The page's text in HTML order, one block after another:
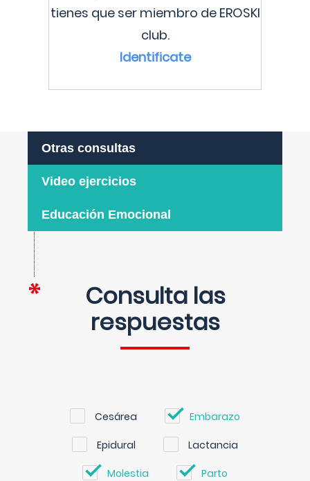
tienes que ser miembro de EROSKI
club.
Identificate
Otras consultas
Video ejercicios
Educación Emocional
Consulta las
respuestas
Cesárea Embarazo
Epidural Lactancia
Molestia Parto